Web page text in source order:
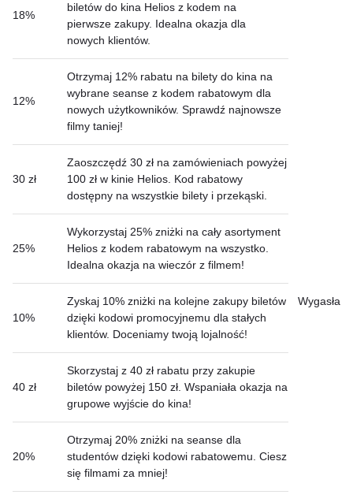
18%
biletów do kina Helios z kodem na
pierwsze zakupy. Idealna okazja dla
nowych klientów.
Wygasła
12%
Otrzymaj 12% rabatu na bilety do kina na
wybrane seanse z kodem rabatowym dla
nowych użytkowników. Sprawdź najnowsze
filmy taniej!
30 zł
Zaoszczędź 30 zł na zamówieniach powyżej
100 zł w kinie Helios. Kod rabatowy
dostępny na wszystkie bilety i przekąski.
25%
Wykorzystaj 25% zniżki na cały asortyment
Helios z kodem rabatowym na wszystko.
Idealna okazja na wieczór z filmem!
10%
Zyskaj 10% zniżki na kolejne zakupy biletów
dzięki kodowi promocyjnemu dla stałych
klientów. Doceniamy twoją lojalność!
40 zł
Skorzystaj z 40 zł rabatu przy zakupie
biletów powyżej 150 zł. Wspaniała okazja na
grupowe wyjście do kina!
20%
Otrzymaj 20% zniżki na seanse dla
studentów dzięki kodowi rabatowemu. Ciesz
się filmami za mniej!